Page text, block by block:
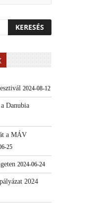
2024-08-12
Danubia
a MÁV
25
2024-06-24
2024